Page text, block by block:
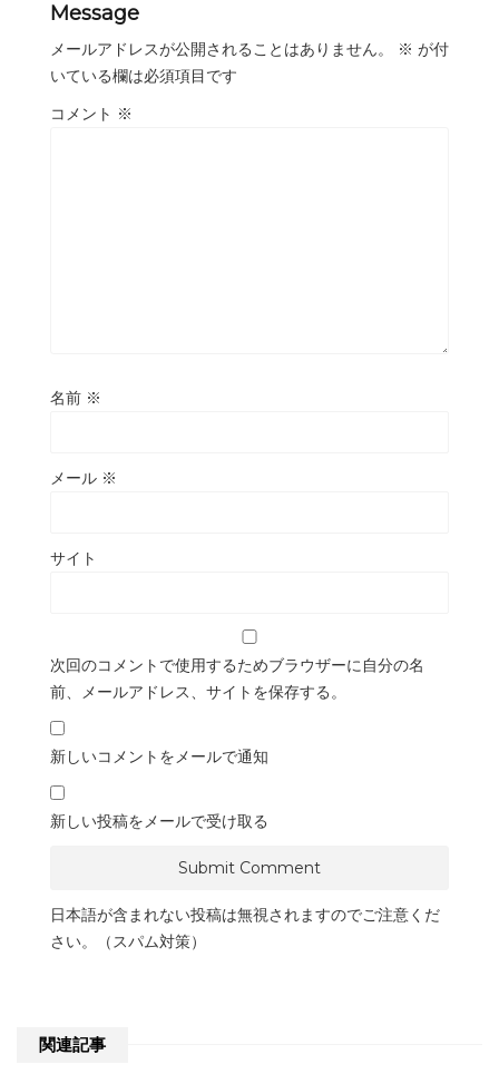
Message
メールアドレスが公開されることはありません。 ※ が付
いている欄は必須項目です
コメント ※
名前 ※
メール ※
サイト
次回のコメントで使用するためブラウザーに自分の名
前、メールアドレス、サイトを保存する。
新しいコメントをメールで通知
新しい投稿をメールで受け取る
日本語が含まれない投稿は無視されますのでご注意くだ
さい。（スパム対策）
関連記事